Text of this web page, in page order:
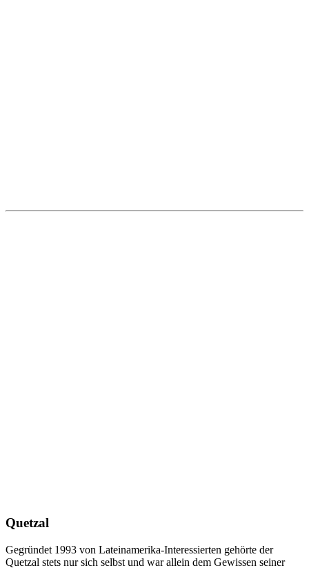
Quetzal
Gegründet 1993 von Lateinamerika-Interessierten gehörte der
Quetzal stets nur sich selbst und war allein dem Gewissen seiner